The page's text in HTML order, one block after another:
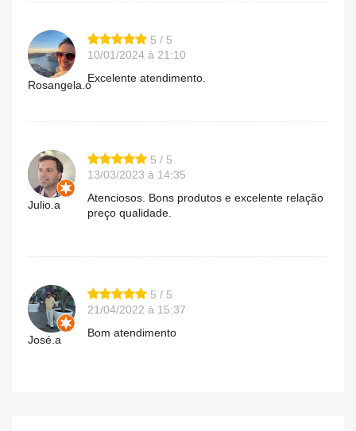
Rosangela.o
5 / 5
10/01/2024 à 21:10
Excelente atendimento.
Julio.a
5 / 5
13/03/2023 à 14:35
Atenciosos. Bons produtos e excelente relação
preço qualidade.
José.a
5 / 5
21/04/2022 à 15:37
Bom atendimento